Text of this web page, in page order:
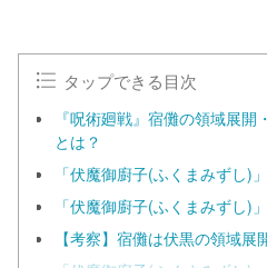
タップできる目次
『呪術廻戦』宿儺の領域展
とは？
「伏魔御廚子(ふくまみずし)
「伏魔御廚子(ふくまみずし)
【考察】宿儺は伏黒の領域展